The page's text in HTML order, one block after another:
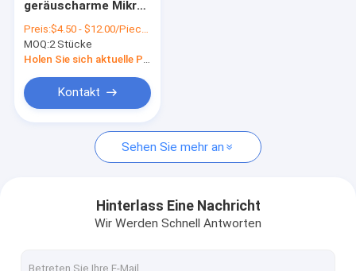
Motor DCs Coreless
Plastikgetriebemotor
Rechtwinkliger DC-Gang-Motor
DC-Wurm-Gang-Motor
Gebürsteter DC-Mikromotor
geräuscharme Mikro
kpm16-050 3-24vdc
Metall-
Planetengetriebe
Preis:$4.50 - $12.00/Pieces
MOQ:2 Stücke
Holen Sie sich aktuelle Preis
Kontakt
Sehen Sie mehr an
Hinterlass Eine Nachricht
Wir Werden Schnell Antworten